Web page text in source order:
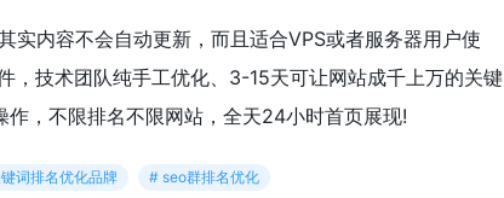
实内容不会自动更新，而且适合VPS或者服务器用户使
，技术团队纯手工优化、3-15天可让网站成千上万的关键
，不限排名不限网站，全天24小时首页展现!
词排名优化品牌 # seo群排名优化